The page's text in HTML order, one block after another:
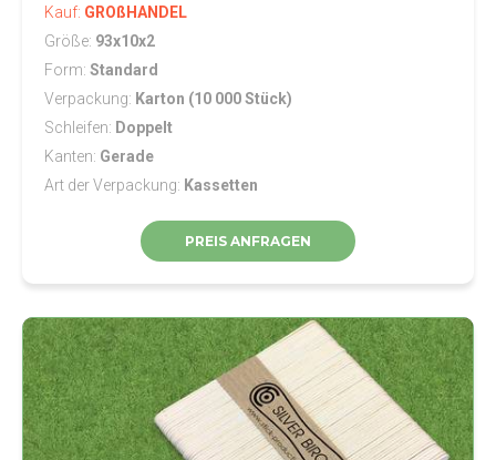
Kauf GROßHANDEL
Größe 93x10x2
Form Standard
Verpackung Karton (10 000 Stück)
Schleifen Doppelt
Kanten Gerade
Art der Verpackung Kassetten
PREIS ANFRAGEN